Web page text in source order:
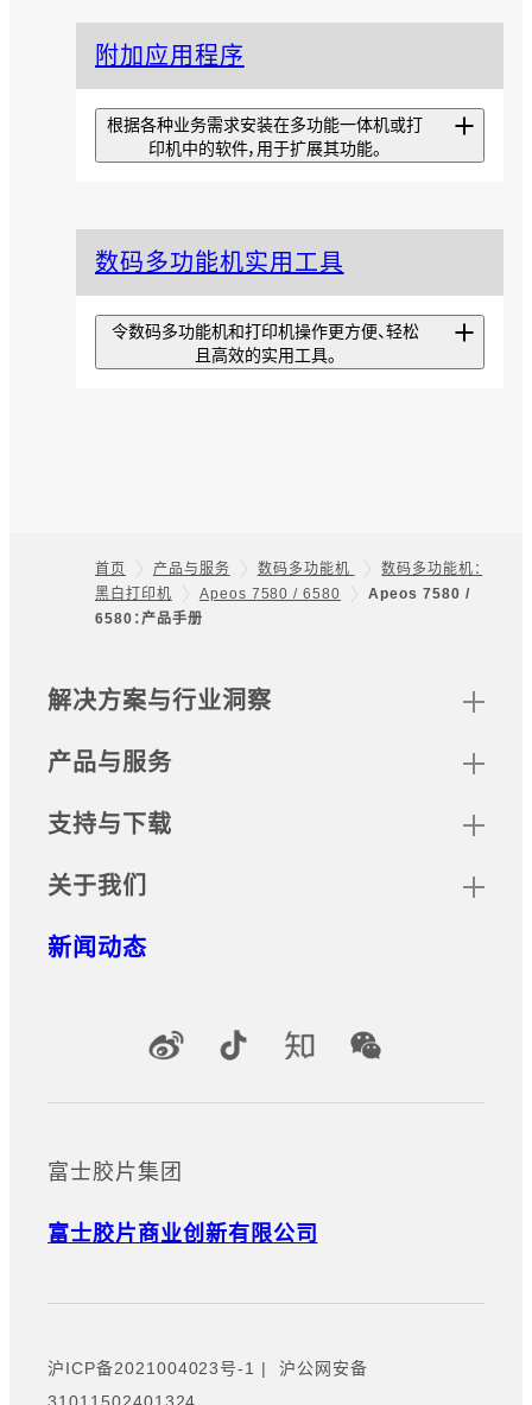
附加应用程序
根据各种业务需求安装在多功能一体机或打
印机中的软件，用于扩展其功能。
扫描专递精简版
从可优化扫描效率的工具
EzeScan Pro中仅提取基本功
能，让安装和操作更简单的应用程
序。
无纸化传真专递
用时，可由同网其他数码多功能或
打印机输出。设备管理员可选择是
数码多功能机实用工具
令数码多功能机和打印机操作更方便、轻松
且高效的实用工具。
支持通过移动设备打印的软件。可
用移动设备操控复印、传真和扫描
Footer
首页 产品与服务 数码多功能机
数码多功能机：
黑白打印机
Apeos 7580 / 6580
Apeos 7580 /
6580：产品手册
网站地图
解决方案与行业洞察
产品与服务
支持与下载
关于我们
新闻动态
官方社交媒体账号
富士胶片集团
富士胶片商业创新有限公司
沪ICP备2021004023号-1 |沪公网安备